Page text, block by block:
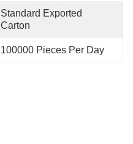
Standard Exported
Carton
100000 Pieces Per Day